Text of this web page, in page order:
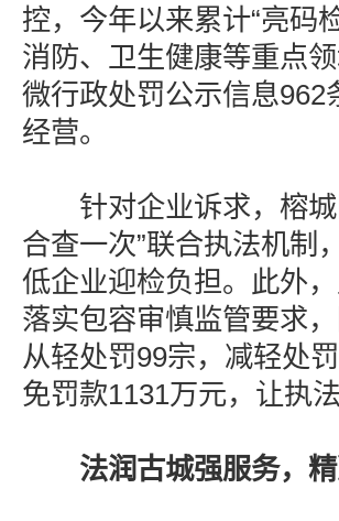
控，今年以来累计“亮码
消防、卫生健康等重点
微行政处罚公示信息
经营。
针对企业诉求，榕城
合查一次”联合执法机制
低企业迎检负担。此外
落实包容审慎监管要求
从轻处罚99宗，减轻处
免罚款1131万元，让执
法润古城强服务，精